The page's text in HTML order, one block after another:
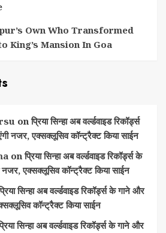
Own Who Transformed
King’s Mansion In Goa
onप्रिया सिन्हा अब वर्ल्डवाइड रिकॉर्ड्स
नजर, एक्सक्लूसिव कॉन्ट्रैक्ट किया साईन
onप्रिया सिन्हा अब वर्ल्डवाइड रिकॉर्ड्स के
एक्सक्लूसिव कॉन्ट्रैक्ट किया साईन
सिन्हा अब वर्ल्डवाइड रिकॉर्ड्स के गाने और
कॉन्ट्रैक्ट किया साईन
सिन्हा अब वर्ल्डवाइड रिकॉर्ड्स के गाने और